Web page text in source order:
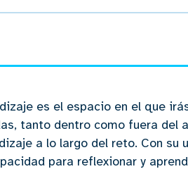
es el espacio en el que
tanto dentro como fuera del
a lo largo del reto. Con su
para reflexionar y